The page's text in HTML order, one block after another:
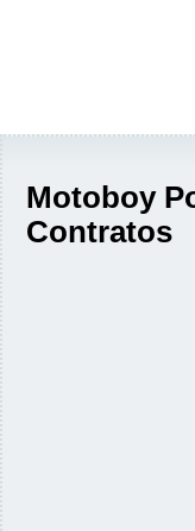
Motoboy
Contratos